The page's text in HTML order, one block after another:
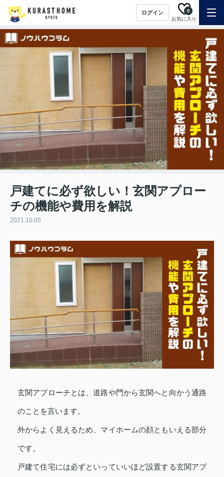
ログイン
お気に入り
0
戸建てに必ず欲しい！玄関アプロー
チの機能や費用を解説
2021.10.05
玄関アプローチとは、道路や門から玄関へと向かう通路
のことを言います。
外からよく見えるため、マイホームの顔ともいえる部分
です。
戸建て住宅には必ずといっていいほど設置する玄関アプ